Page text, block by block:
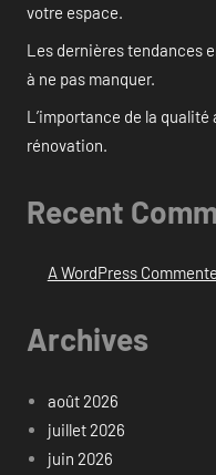
votre espace.
Les dernières tendances
à ne pas manquer.
L’importance de la
rénovation.
Recent
A WordPress
Archives
août 2026
juillet 2026
juin 2026